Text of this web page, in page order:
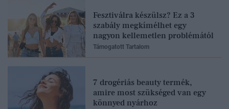
Fesztiválra készülsz? Ez a 3
szabály megkímélhet egy
nagyon kellemetlen problémától
Támogatott Tartalom
7 drogériás beauty termék,
amire most szükséged van egy
könnyed nyárhoz